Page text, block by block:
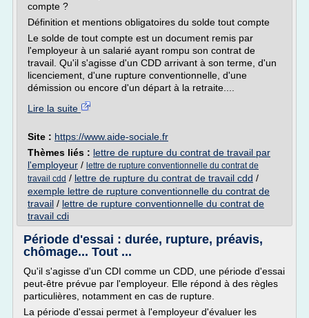
compte ?
Définition et mentions obligatoires du solde tout compte
Le solde de tout compte est un document remis par
l'employeur à un salarié ayant rompu son contrat de
travail. Qu'il s'agisse d'un CDD arrivant à son terme, d'un
licenciement, d'une rupture conventionnelle, d'une
démission ou encore d'un départ à la retraite....
Lire la suite
Site : https://www.aide-sociale.fr
Thèmes liés : lettre de rupture du contrat de travail par
l'employeur / lettre de rupture conventionnelle du contrat de
travail cdd / lettre de rupture du contrat de travail cdd /
exemple lettre de rupture conventionnelle du contrat de
travail / lettre de rupture conventionnelle du contrat de
travail cdi
Période d'essai : durée, rupture, préavis,
chômage... Tout ...
Qu'il s'agisse d'un CDI comme un CDD, une période d'essai
peut-être prévue par l'employeur. Elle répond à des règles
particulières, notamment en cas de rupture.
La période d'essai permet à l'employeur d'évaluer les